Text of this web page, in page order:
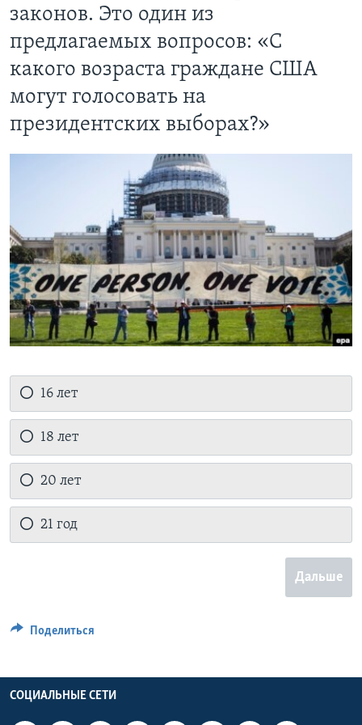
СОЦИАЛЬНЫЕ СЕТИ
законов. Это один из
предлагаемых вопросов: «С
какого возраста граждане США
могут голосовать на
президентских выборах?»
16 лет
18 лет
20 лет
21 год
Дальше
Поделиться
СОЦИАЛЬНЫЕ СЕТИ